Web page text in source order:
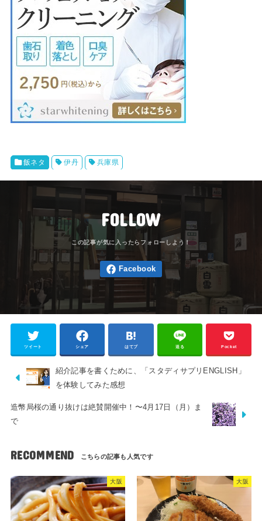
飯ネタ 伊丹 兵庫県
FOLLOW
ツイート シェア はてブ 送る Pocket
紹介記事を書くために、「スタディサプリENGLISH」
を体験してみた感想
造幣局桜の通り抜けは絶賛開催中！〜4月17日（月）ま
で
RECOMMEND
大阪 大阪